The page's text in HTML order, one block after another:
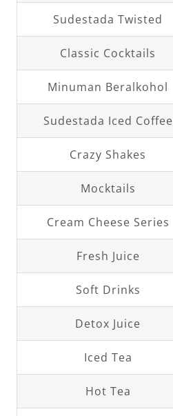
Sudestada Twisted
Classic Cocktails
Minuman Beralkohol
Sudestada Iced Coffee
Crazy Shakes
Mocktails
Cream Cheese Series
Fresh Juice
Soft Drinks
Detox Juice
Iced Tea
Hot Tea